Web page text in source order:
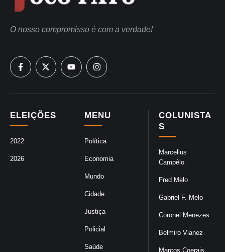
COLUNISTA
S
Marcellus
Campêlo
Fred Melo
Gabriel F. Melo
Coronel Menezes
Belmiro Vianez
Marcos Coerais
MENU
Política
Economia
Mundo
Cidade
Justiça
Policial
Saúde
ELEIÇÕES
2022
2026
O nosso compromisso é com a verdade!